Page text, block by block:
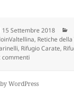
Scritto
il
15 Settembre 2018
, Retiche
, Rifugio Carate,
commenti
WordPress